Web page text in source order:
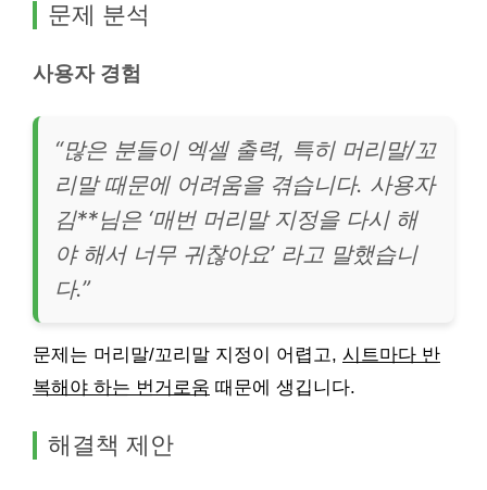
문제 분석
사용자 경험
“많은 분들이 엑셀 출력, 특히 머리말/꼬
리말 때문에 어려움을 겪습니다. 사용자
김**님은 ‘매번 머리말 지정을 다시 해
야 해서 너무 귀찮아요’ 라고 말했습니
다.”
문제는 머리말/꼬리말 지정이 어렵고, 시트마다 반
복해야 하는 번거로움 때문에 생깁니다.
해결책 제안